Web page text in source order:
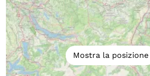
Mostra la posizione